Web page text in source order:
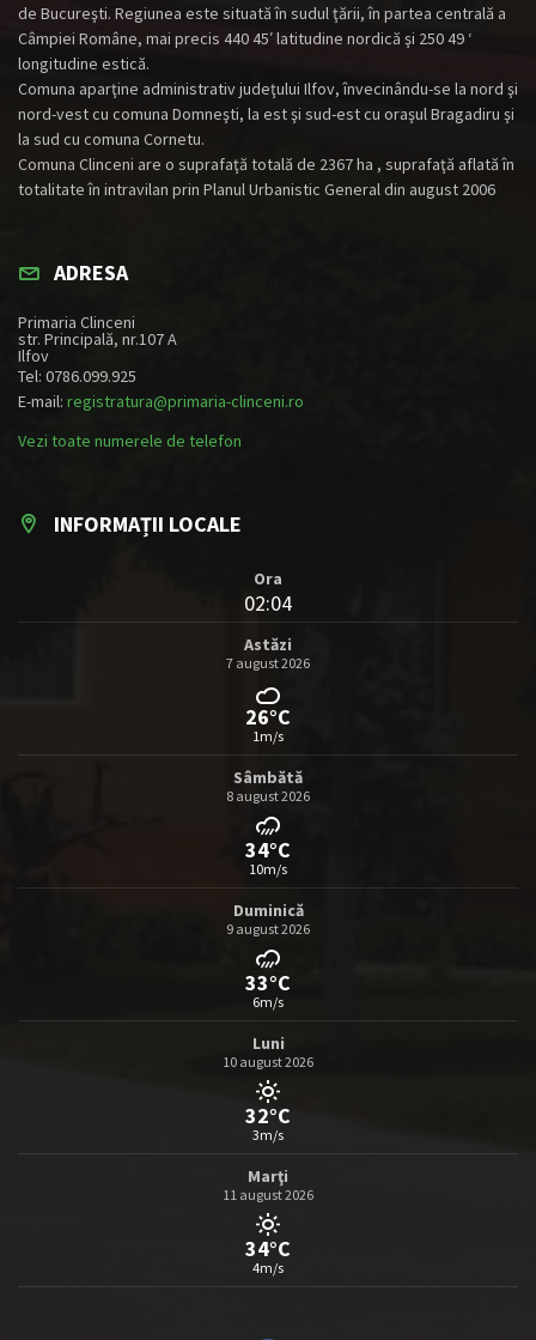
de Bucureşti. Regiunea este situată în sudul ţării, în partea centrală a
Câmpiei Române, mai precis 440 45′ latitudine nordică şi 250 49 ‘
longitudine estică.
Comuna aparţine administrativ judeţului Ilfov, învecinându-se la nord şi
nord-vest cu comuna Domneşti, la est şi sud-est cu oraşul Bragadiru şi
la sud cu comuna Cornetu.
Comuna Clinceni are o suprafaţă totală de 2367 ha , suprafaţă aflată în
totalitate în intravilan prin Planul Urbanistic General din august 2006
ADRESA
Primaria Clinceni
str. Principală, nr.107 A
Ilfov
Tel: 0786.099.925
E-mail: registratura@primaria-clinceni.ro
Vezi toate numerele de telefon
INFORMAȚII LOCALE
Ora
02:04
Astăzi
7 august 2026
26°C
1m/s
Sâmbătă
8 august 2026
34°C
10m/s
Duminică
9 august 2026
33°C
6m/s
Luni
10 august 2026
32°C
3m/s
Marţi
11 august 2026
34°C
4m/s